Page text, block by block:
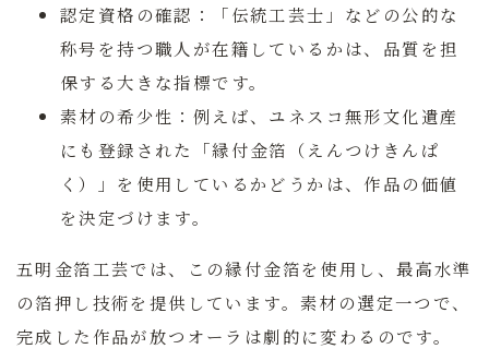
認定資格の確認：
「伝統工芸士」などの公的な
称号を持つ職人が在籍しているかは、品質を担
保する大きな指標です。
素材の希少性： 例えば、ユネスコ無形文化遺産
にも登録された「縁付金箔（えんつけきんぱ
く）」を使用しているかどうかは、作品の価値
を決定づけます。
五明金箔工芸では、この縁付金箔を使用し、最高水準
の箔押し技術を提供しています。素材の選定一つで、
完成した作品が放つオーラは劇的に変わるのです。